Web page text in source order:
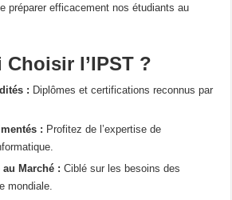
préparer efficacement nos étudiants au
l’IPST ?
: Diplômes et certifications reconnus par
: Profitez de l’expertise de
Marché : Ciblé sur les besoins des
mondiale.